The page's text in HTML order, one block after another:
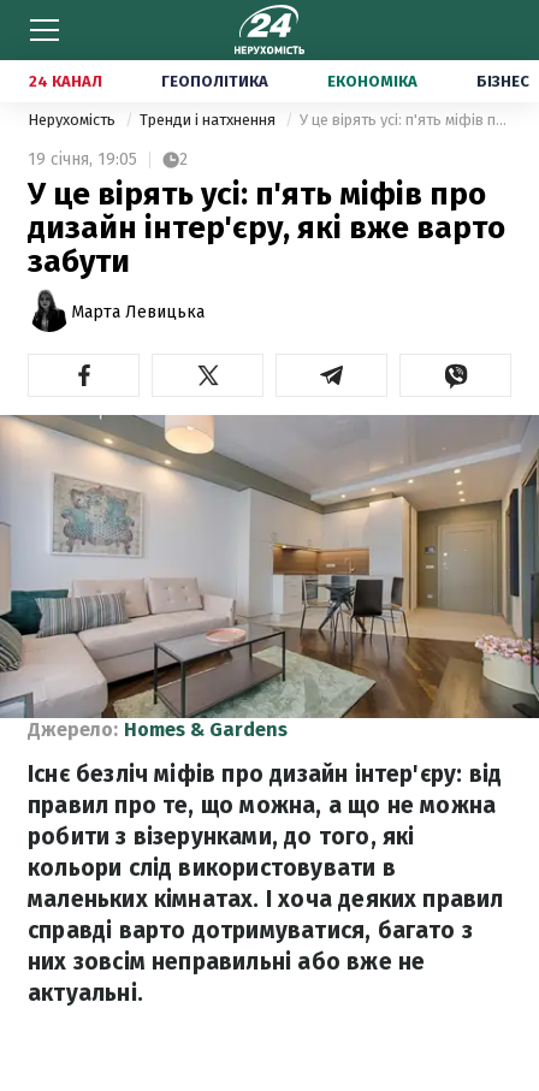
24 КАНАЛ ГЕОПОЛІТИКА ЕКОНОМІКА БІЗНЕС
Нерухомість Тренди і натхнення У це вірять усі: п'ять міфів про дизайн інтер'єру, які вже варто забути
19 січня, 19:05 2
У це вірять усі: п'ять міфів про
дизайн інтер'єру, які вже варто
забути
Марта Левицька
Джерело: Homes & Gardens
Існє безліч міфів про дизайн інтер'єру: від
правил про те, що можна, а що не можна
робити з візерунками, до того, які
кольори слід використовувати в
маленьких кімнатах. І хоча деяких правил
справді варто дотримуватися, багато з
них зовсім неправильні або вже не
актуальні.